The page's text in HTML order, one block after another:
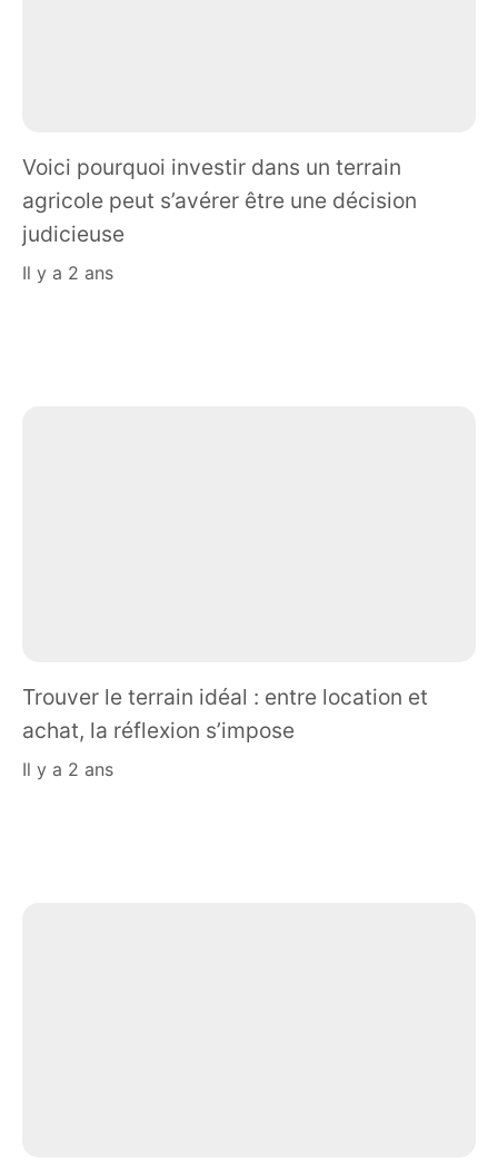
Voici pourquoi investir dans un terrain
agricole peut s’avérer être une décision
judicieuse
il y a 2 ans
Trouver le terrain idéal : entre location et
achat, la réflexion s’impose
il y a 2 ans